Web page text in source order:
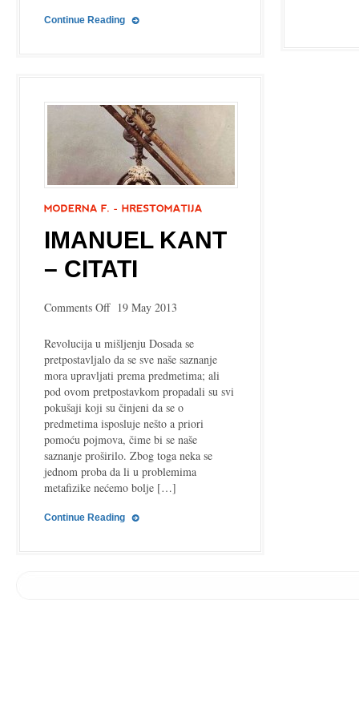
Continue Reading
IMANUEL KANT
– CITATI
Comments Offon
Kant
–
citati
19 May 2013
Revolucija u mišljenju Dosada se
pretpostavljalo da se sve naše saznanje
mora upravljati prema predmetima; ali
pod ovom pretpostavkom propadali su svi
pokušaji koji su činjeni da se o
predmetima isposluje nešto a priori
pomoću pojmova, čime bi se naše
saznanje proširilo. Zbog toga neka se
jednom proba da li u problemima
metafizike nećemo bolje […]
Continue Reading